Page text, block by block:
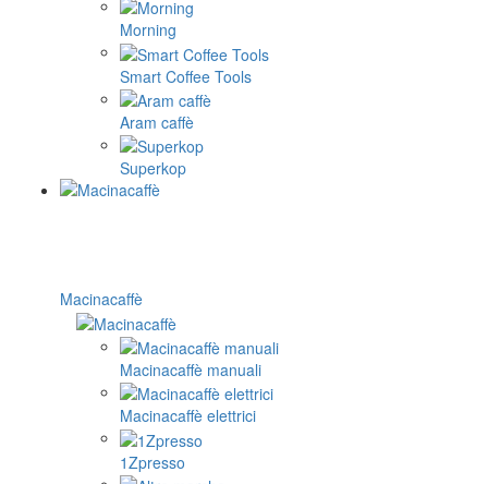
Morning
Smart Coffee Tools
Aram caffè
Superkop
Macinacaffè
Macinacaffè manuali
Macinacaffè elettrici
1Zpresso